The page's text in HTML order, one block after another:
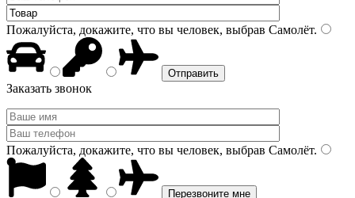
Пожалуйста, докажите, что вы человек, выбрав Самолёт.
Заказать звонок
Пожалуйста, докажите, что вы человек, выбрав Самолёт.